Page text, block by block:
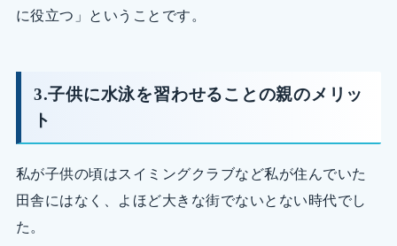
に役立つ」ということです。
3.子供に水泳を習わせることの親のメリッ
ト
私が子供の頃はスイミングクラブなど私が住んでいた
田舎にはなく、よほど大きな街でないとない時代でし
た。